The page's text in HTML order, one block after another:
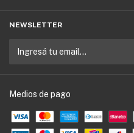
NEWSLETTER
Medios de pago